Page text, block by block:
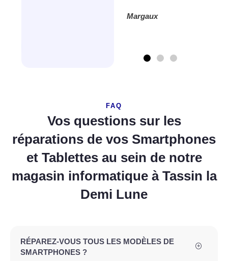
Margaux
FAQ
Vos questions sur les
réparations de vos Smartphones
et Tablettes au sein de notre
magasin informatique à Tassin la
Demi Lune
RÉPAREZ-VOUS TOUS LES MODÈLES DE
SMARTPHONES ?